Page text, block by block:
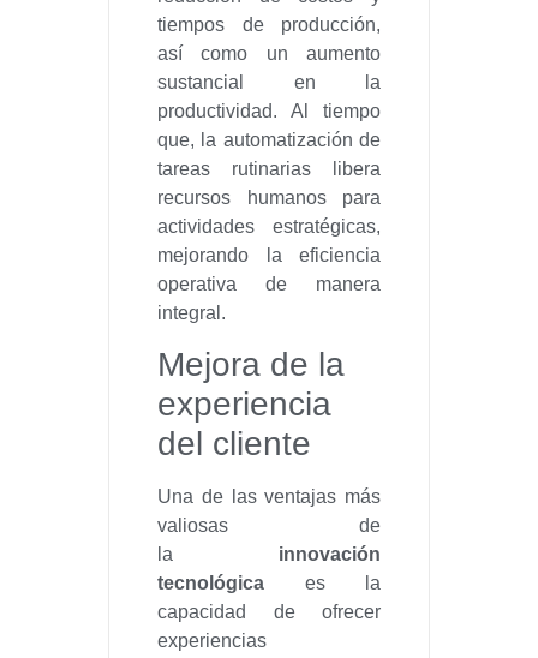
tiempos de producción,
así como un aumento
sustancial en la
productividad. Al tiempo
que, la automatización de
tareas rutinarias libera
recursos humanos para
actividades estratégicas,
mejorando la eficiencia
operativa de manera
integral.
Mejora de la
experiencia
del cliente
Una de las ventajas más
valiosas de
la innovación
tecnológicaes la
capacidad de ofrecer
experiencias